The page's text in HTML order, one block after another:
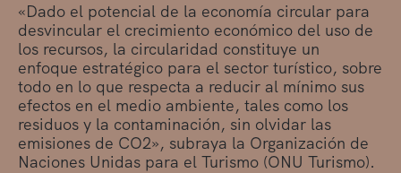
«Dado el potencial de la economía circular para
desvincular el crecimiento económico del uso de
los recursos, la circularidad constituye un
enfoque estratégico para el sector turístico, sobre
todo en lo que respecta a reducir al mínimo sus
efectos en el medio ambiente, tales como los
residuos y la contaminación, sin olvidar las
emisiones de CO2», subraya la Organización de
Naciones Unidas para el Turismo (ONU Turismo).